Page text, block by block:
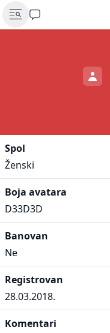
Spol
Ženski
Boja avatara
D33D3D
Banovan
Ne
Registrovan
28.03.2018.
Komentari